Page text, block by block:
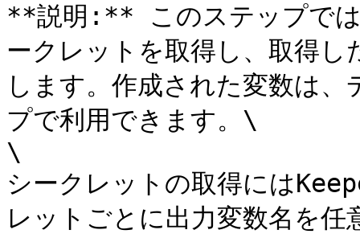
**説明:** このステップでは
ークレットを取得し、取得し
します。作成された変数は
プで利用できます。\
\
シークレットの取得には
レットごとに出力変数名を